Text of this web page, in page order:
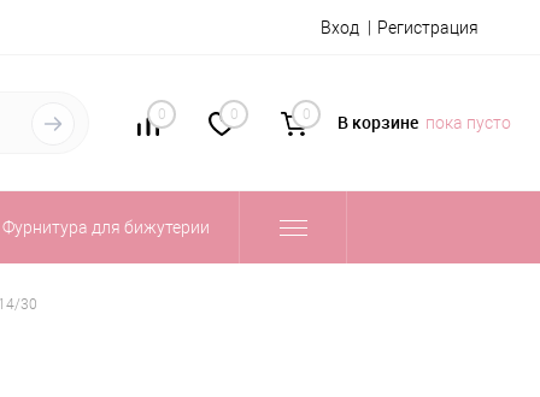
Вход Регистрация
0 0 0 В корзине пока пусто
Фурнитура для бижутерии
30